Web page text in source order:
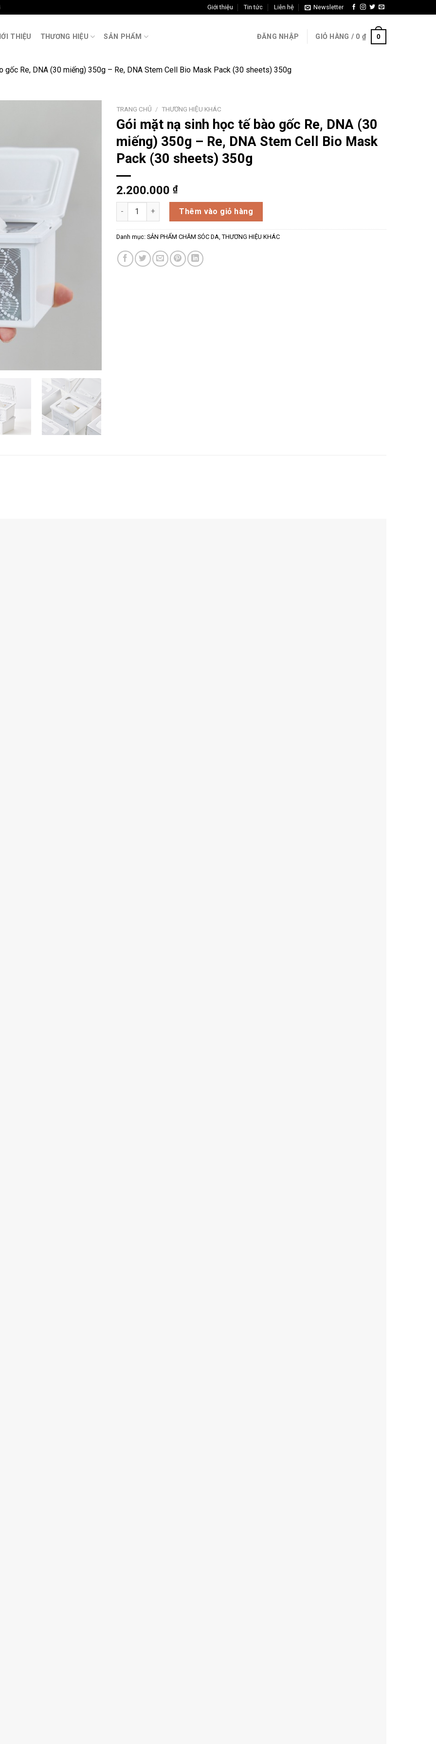
Giới thiệu Tin tức Liên hệ Newsletter
THIỆU THƯƠNG HIỆU SẢN PHẨM ĐĂNG NHẬP GIỎ HÀNG / 0₫ 0
gốc Re, DNA (30 miếng) 350g – Re, DNA Stem Cell Bio Mask Pack (30 sheets) 350g
TRANG CHỦ / THƯƠNG HIỆU KHÁC
Gói mặt nạ sinh học tế bào gốc Re, DNA (30
miếng) 350g – Re, DNA Stem Cell Bio Mask
Pack (30 sheets) 350g
2.200.000 ₫
Gói mặt nạ sinh học tế bào gốc Re, DNA (30 miếng) 350g – Re, DNA Stem Cell Bio Mask Pack
Thêm vào giỏ hàng
Danh mục: SẢN PHẨM CHĂM SÓC DA THƯƠNG HIỆU KHÁC